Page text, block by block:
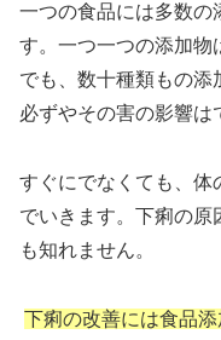
一つの食品には多数の
す。一つ一つの添加物
でも、数十種類もの添
必ずやその害の影響は
すぐにでなくても、体
でいきます。下痢の
も知れません。
下痢の改善には食品